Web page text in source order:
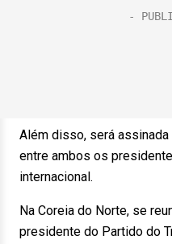
Além disso, será assinada
entre ambos os
internacional.
Na Coreia do Norte, se
presidente do Partido do